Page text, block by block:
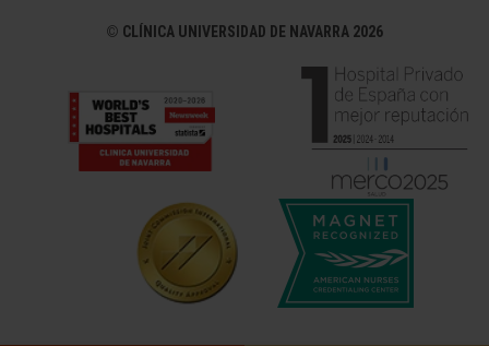
© CLÍNICA UNIVERSIDAD DE NAVARRA 2026